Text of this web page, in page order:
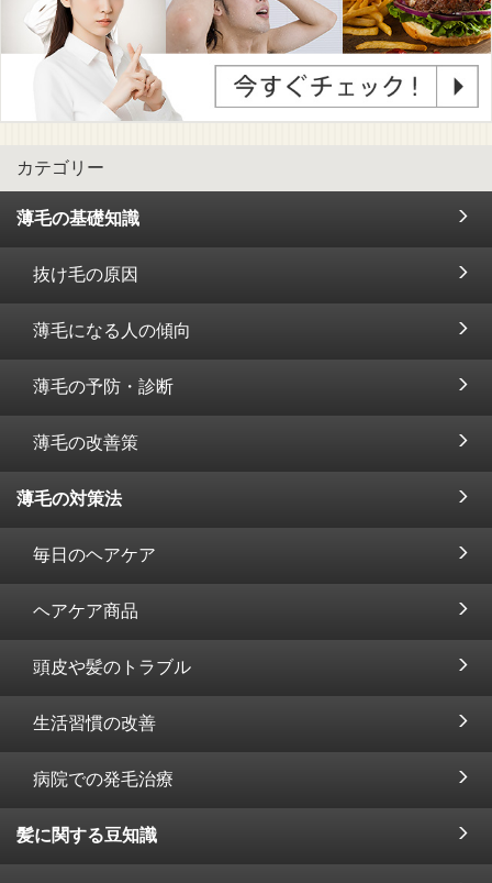
カテゴリー
薄毛の基礎知識
抜け毛の原因
薄毛になる人の傾向
薄毛の予防・診断
薄毛の改善策
薄毛の対策法
毎日のヘアケア
ヘアケア商品
頭皮や髪のトラブル
生活習慣の改善
病院での発毛治療
髪に関する豆知識